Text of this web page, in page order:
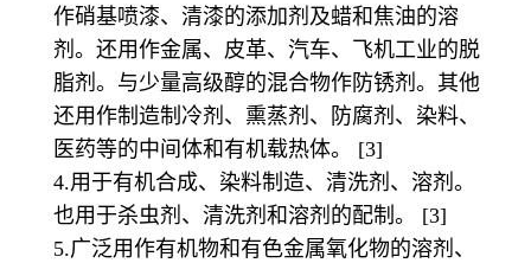
作硝基喷漆、清漆的添加剂及蜡和焦油的溶
剂。还用作金属、皮革、汽车、飞机工业的脱
脂剂。与少量高级醇的混合物作防锈剂。其他
还用作制造制冷剂、熏蒸剂、防腐剂、染料、
医药等的中间体和有机载热体。 [3]
4.用于有机合成、染料制造、清洗剂、溶剂。
也用于杀虫剂、清洗剂和溶剂的配制。 [3]
5.广泛用作有机物和有色金属氧化物的溶剂、